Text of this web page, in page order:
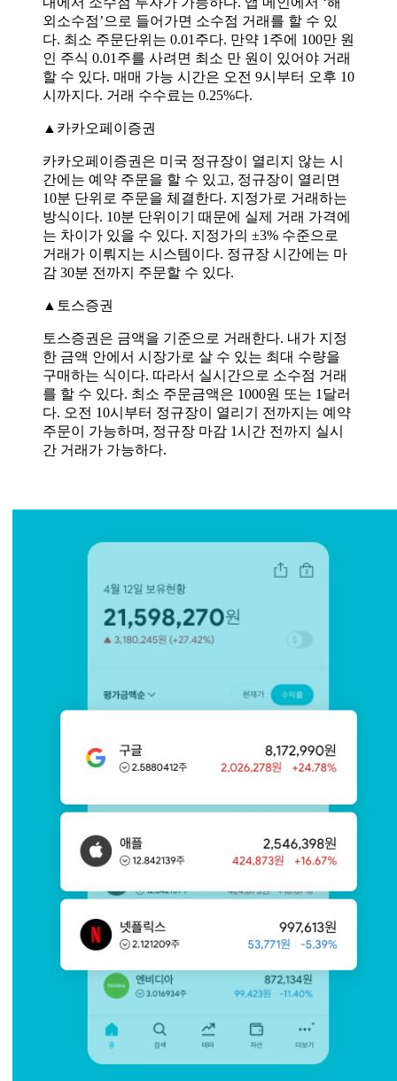
외소수점’으로 들어가면 소수점 거래를 할 수 있
다. 최소 주문단위는 0.01주다. 만약 1주에 100만 원
인 주식 0.01주를 사려면 최소 만 원이 있어야 거래
할 수 있다. 매매 가능 시간은 오전 9시부터 오후 10
시까지다. 거래 수수료는 0.25%다.
▲카카오페이증권
카카오페이증권은 미국 정규장이 열리지 않는 시
간에는 예약 주문을 할 수 있고, 정규장이 열리면
10분 단위로 주문을 체결한다. 지정가로 거래하는
방식이다. 10분 단위이기 때문에 실제 거래 가격에
는 차이가 있을 수 있다. 지정가의 ±3% 수준으로
거래가 이뤄지는 시스템이다. 정규장 시간에는 마
감 30분 전까지 주문할 수 있다.
▲토스증권
토스증권은 금액을 기준으로 거래한다. 내가 지정
한 금액 안에서 시장가로 살 수 있는 최대 수량을
구매하는 식이다. 따라서 실시간으로 소수점 거래
를 할 수 있다. 최소 주문금액은 1000원 또는 1달러
다. 오전 10시부터 정규장이 열리기 전까지는 예약
주문이 가능하며, 정규장 마감 1시간 전까지 실시
간 거래가 가능하다.